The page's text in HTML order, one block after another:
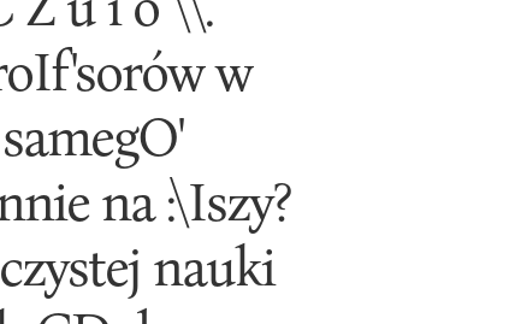
w
na :\Iszy?
nauki